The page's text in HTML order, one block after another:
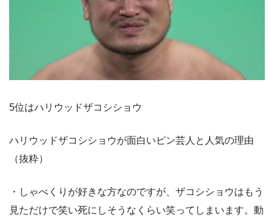
5位はハリウッドザコシショウ
ハリウッドザコシショウが面白いピン芸人と人気の理由
（抜粋）
・しゃべくりが好きな方なのですが、ザコシショウはもう
見ただけで笑い死にしそうなくらい笑ってしまいます。動